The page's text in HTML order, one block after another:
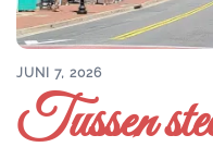
JUNI 7, 2026
Tussen